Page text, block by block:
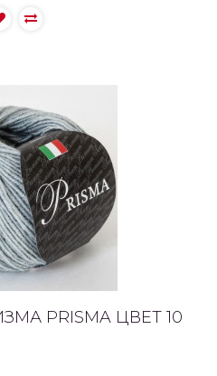
PRISMA ЦВЕТ 10